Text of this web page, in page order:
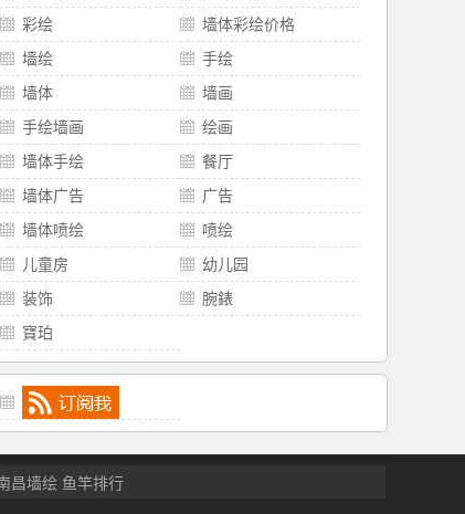
彩绘
墙体彩绘价格
墙绘
手绘
墙体
墙画
手绘墙画
绘画
墙体手绘
餐厅
墙体广告
广告
墙体喷绘
喷绘
儿童房
幼儿园
装饰
腕錶
寶珀
昌墙绘 鱼竿排行